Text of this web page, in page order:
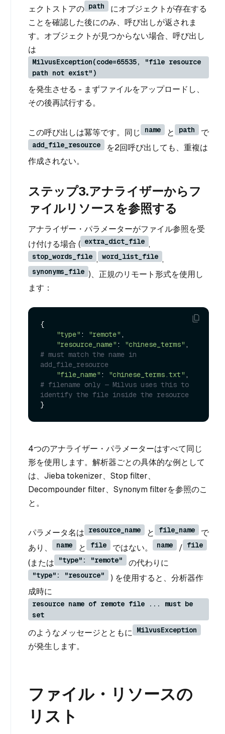
ェクトストアの path
にオブジェクトが存在する
ことを確認した後にのみ、呼び出しが返されま
す。オブジェクトが見つからない場合、呼び出し
は
MilvusException(code=65535, "file resource
path not exist")
を発生させる - まずファイルをアップロードし、
その後再試行する。
この呼び出しは冪等です。同じ name と path で
add_file_resource
を2回呼び出しても、重複は
作成されない。
ステップ3.アナライザーからフ
ァイルリソースを参照する
アナライザー・パラメーターがファイル参照を受
け付ける場合 ( extra_dict_file ,
stop_words_file , word_list_file ,
synonyms_file )、正規のリモート形式を使用し
ます：
{
"type" : "remote" ,
"resource_name" : "chinese_terms"
# must match the name in
add_file_resource
"file_name" : "chinese_terms.txt"
# filename only — Milvus uses this to
identify the file inside the resource
4つのアナライザー・パラメーターはすべて同じ
形を使用します。解析器ごとの具体的な例として
は、Jieba tokenizer、Stop filter、
Decompounder filter、Synonym filterを参照のこ
と。
パラメータ名は resource_name と file_name
で
あり、
name と file ではない。 name / file
(または "type": "remote" の代わりに
"type": "resource"
) を使用すると、分析器作
成時に
resource name of remote file ... must be
set
のようなメッセージとともに MilvusException
が発生します。
ファイル・リソースの
リスト